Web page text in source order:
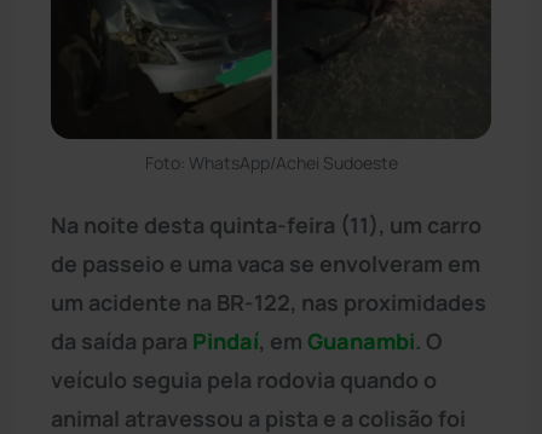
Foto: WhatsApp/Achei Sudoeste
Na noite desta quinta-feira (11), um carro
de passeio e uma vaca se envolveram em
um acidente na BR-122, nas proximidades
da saída para Pindaí, em Guanambi. O
veículo seguia pela rodovia quando o
animal atravessou a pista e a colisão foi